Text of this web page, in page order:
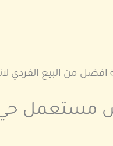
من البيع الفردي
حي